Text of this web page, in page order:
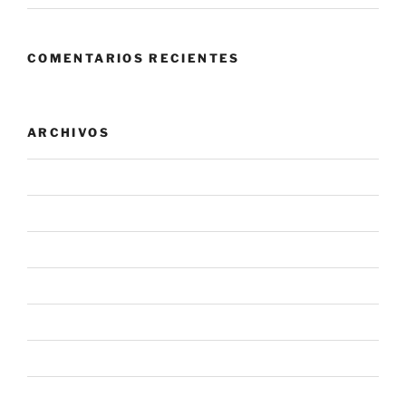
COMENTARIOS RECIENTES
ARCHIVOS